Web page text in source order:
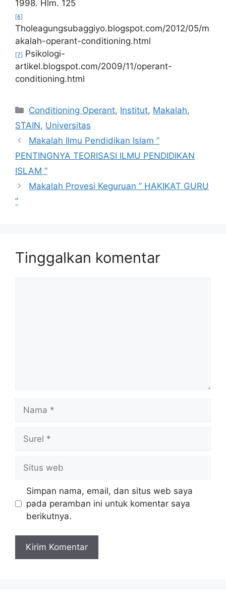
1998. Hlm. 125
[6]
Tholeagungsubaggiyo.blogspot.com/2012/05/m
akalah-operant-conditioning.html
[7]
Psikologi-
artikel.blogspot.com/2009/11/operant-
conditioning.html
Kategori
Conditioning Operant, Institut, Makalah,
STAIN, Universitas
Makalah Ilmu Pendidikan Islam ”
PENTINGNYA TEORISASI ILMU PENDIDIKAN
ISLAM ”
Makalah Provesi Keguruan ” HAKIKAT GURU
”
Tinggalkan komentar
web
Simpan nama, email, dan situs web saya
pada peramban ini untuk komentar saya
berikutnya.